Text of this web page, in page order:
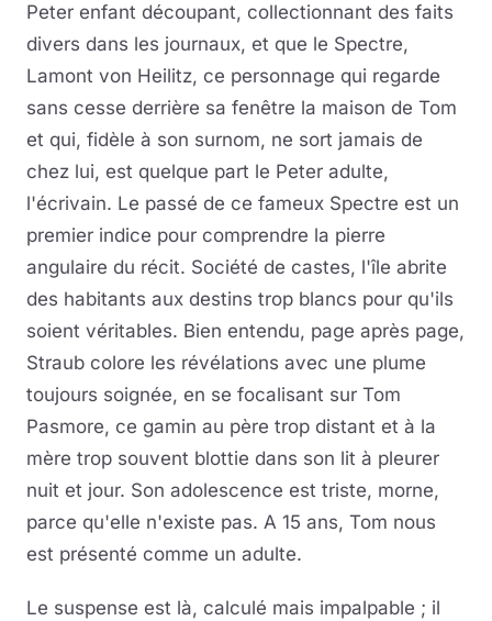
Peter enfant découpant, collectionnant des faits
divers dans les journaux, et que le Spectre,
Lamont von Heilitz, ce personnage qui regarde
sans cesse derrière sa fenêtre la maison de Tom
et qui, fidèle à son surnom, ne sort jamais de
chez lui, est quelque part le Peter adulte,
l'écrivain. Le passé de ce fameux Spectre est un
premier indice pour comprendre la pierre
angulaire du récit. Société de castes, l'île abrite
des habitants aux destins trop blancs pour qu'ils
soient véritables. Bien entendu, page après page,
Straub colore les révélations avec une plume
toujours soignée, en se focalisant sur Tom
Pasmore, ce gamin au père trop distant et à la
mère trop souvent blottie dans son lit à pleurer
nuit et jour. Son adolescence est triste, morne,
parce qu'elle n'existe pas. A 15 ans, Tom nous
est présenté comme un adulte.
Le suspense est là, calculé mais impalpable ; il